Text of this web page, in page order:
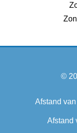
©
Afstand van
Afstand